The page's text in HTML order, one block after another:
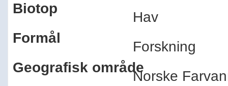
Biotop
Hav
Formål
Forskning
Geografisk område
Norske